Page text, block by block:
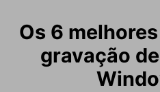
Os 6
gravação